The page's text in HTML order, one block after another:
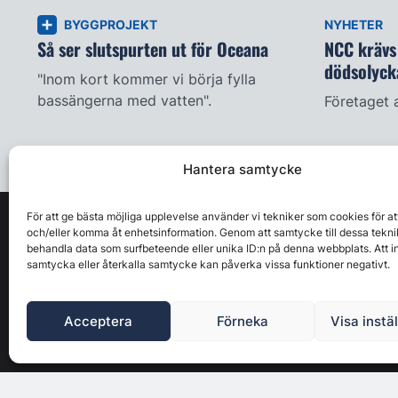
Hantera samtycke
För att ge bästa möjliga upplevelse använder vi tekniker som cookies för
och/eller komma åt enhetsinformation. Genom att samtycke till dessa
behandla data som surfbeteende eller unika ID:n på denna webbplats. Att
samtycka eller återkalla samtycke kan påverka vissa funktioner negativt.
Acceptera Förneka Visa
BYGGPROJEKT
Så ser slutspurten ut för Oceana
"Inom kort kommer vi börja fylla
bassängerna med vatten".
NYHETER
NCC
Företaget